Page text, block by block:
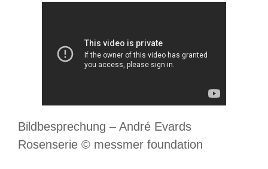
Bildbesprechung – André Evards
Rosenserie © messmer foundation